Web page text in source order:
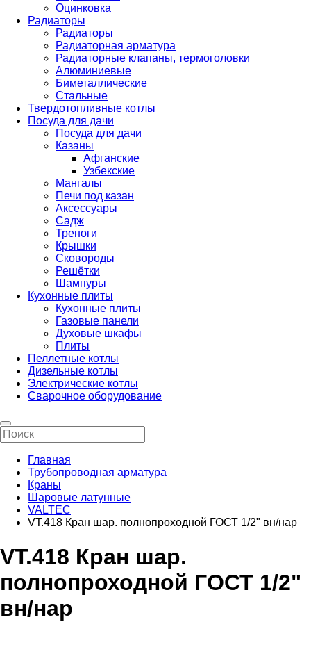
Оцинковка
Радиаторы
Радиаторы
Радиаторная арматура
Радиаторные клапаны, термоголовки
Алюминиевые
Биметаллические
Стальные
Твердотопливные котлы
Посуда для дачи
Посуда для дачи
Казаны
Афганские
Узбекские
Мангалы
Печи под казан
Аксессуары
Садж
Треноги
Крышки
Сковороды
Решётки
Шампуры
Кухонные плиты
Кухонные плиты
Газовые панели
Духовые шкафы
Плиты
Пеллетные котлы
Дизельные котлы
Электрические котлы
Сварочное оборудование
Главная
Трубопроводная арматура
Краны
Шаровые латунные
VALTEC
VT.418 Кран шар. полнопроходной ГОСТ 1/2" вн/нар
VT.418 Кран шар.
полнопроходной ГОСТ 1/2"
вн/нар